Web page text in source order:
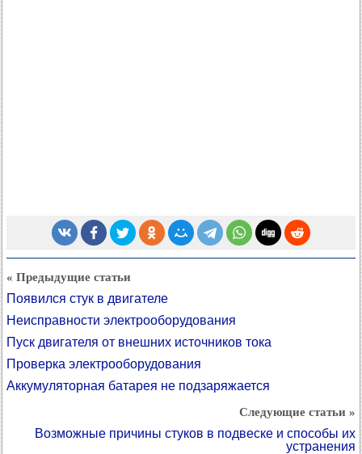
« Предыдущие статьи
Появился стук в двигателе
Неисправности электрооборудования
Пуск двигателя от внешних источников тока
Проверка электрооборудования
Аккумуляторная батарея не подзаряжается
Следующие статьи »
Возможные причины стуков в подвеске и способы их
устранения